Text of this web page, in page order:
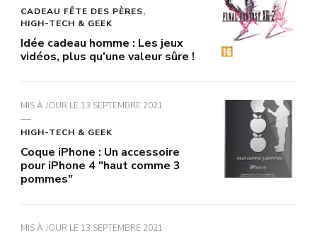
CADEAU FÊTE DES PÈRES
HIGH-TECH & GEEK
Idée cadeau homme : Les jeux
vidéos, plus qu'une valeur sûre !
MIS À JOUR LE 13 SEPTEMBRE 2021
HIGH-TECH & GEEK
Coque iPhone : Un accessoire
pour iPhone 4 "haut comme 3
pommes"
MIS À JOUR LE 13 SEPTEMBRE 2021